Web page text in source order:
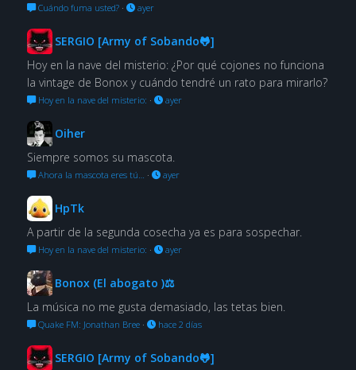
Cuándo fuma usted?· ayer
SERGIO [Army of Sobando🐸]
Hoy en la nave del misterio: ¿Por qué cojones no funciona
la vintage de Bonox y cuándo tendré un rato para mirarlo?
Hoy en la nave del misterio: · ayer
Oiher
Siempre somos su mascota.
Ahora la mascota eres tú… · ayer
HpTk
A partir de la segunda cosecha ya es para sospechar.
Hoy en la nave del misterio: · ayer
Bonox (El abogato )⚖
La música no me gusta demasiado, las tetas bien.
Quake FM: Jonathan Bree· hace 2 días
SERGIO [Army of Sobando🐸]